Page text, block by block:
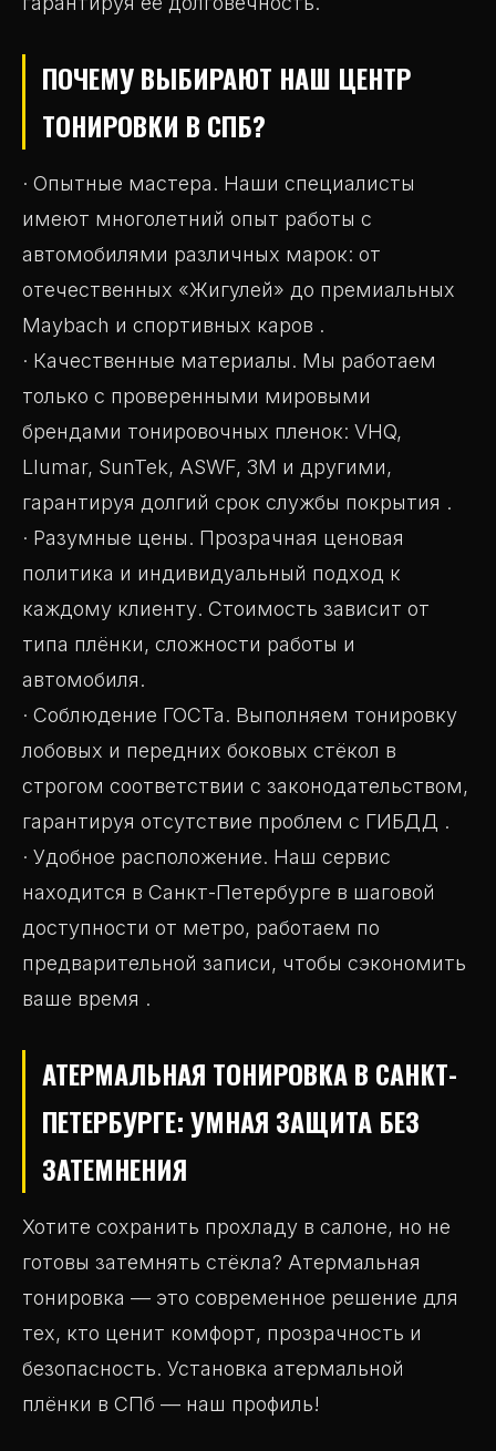
ПОЧЕМУ ВЫБИРАЮТ НАШ ЦЕНТР
ТОНИРОВКИ В СПБ?
· Опытные мастера. Наши специалисты
имеют многолетний опыт работы с
автомобилями различных марок: от
отечественных «Жигулей» до премиальных
Maybach и спортивных каров .
· Качественные материалы. Мы работаем
только с проверенными мировыми
брендами тонировочных пленок: VHQ,
Llumar, SunTek, ASWF, 3M и другими,
гарантируя долгий срок службы покрытия .
· Разумные цены. Прозрачная ценовая
политика и индивидуальный подход к
каждому клиенту. Стоимость зависит от
типа плёнки, сложности работы и
автомобиля.
· Соблюдение ГОСТа. Выполняем тонировку
лобовых и передних боковых стёкол в
строгом соответствии с законодательством,
гарантируя отсутствие проблем с ГИБДД .
· Удобное расположение. Наш сервис
находится в Санкт-Петербурге в шаговой
доступности от метро, работаем по
предварительной записи, чтобы сэкономить
ваше время .
АТЕРМАЛЬНАЯ ТОНИРОВКА В САНКТ-
ПЕТЕРБУРГЕ: УМНАЯ ЗАЩИТА БЕЗ
ЗАТЕМНЕНИЯ
Хотите сохранить прохладу в салоне, но не
готовы затемнять стёкла? Атермальная
тонировка — это современное решение для
тех, кто ценит комфорт, прозрачность и
безопасность. Установка атермальной
плёнки в СПб — наш профиль!